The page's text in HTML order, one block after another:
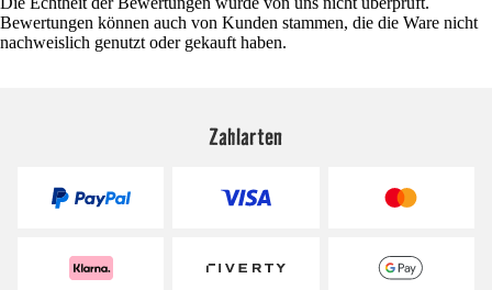
Bewertungen können auch von Kunden stammen, die die Ware nicht
nachweislich genutzt oder gekauft haben.
Zahlarten